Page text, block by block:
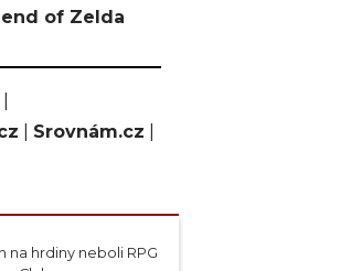
of Zelda
Srovnám.cz
na hrdiny neboli RPG